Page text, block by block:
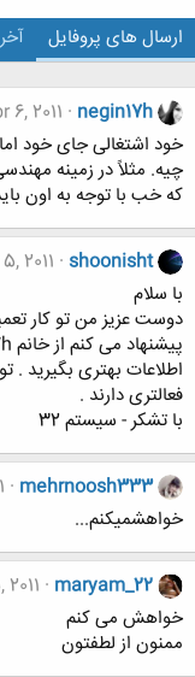
ارسال های پروفایل
negin17h
6, 2011
خود اشتغالی جای خود
که خب با توجه به اون
shoonisht
2011
با سلام
دوست عزیز من تو کار
اطلاعات بهتری بگیرید .
فعالتری دارند .
با تشکر - سیستم 32
mehrnoosh333
خواهشمیکنم...
maryam_22
خواهش می کنم
ممنون از لطفتون